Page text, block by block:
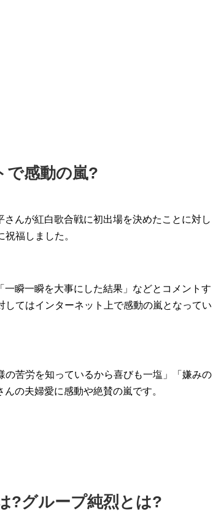
で感動の嵐?
んが紅白歌合戦に初出場を決めたことに対し
福しました。
瞬一瞬を大事にした結果」などとコメントす
てはインターネット上で感動の嵐となってい
苦労を知っているから喜びも一塩」「嫌みの
の夫婦愛に感動や絶賛の嵐です。
?グループ純烈とは?